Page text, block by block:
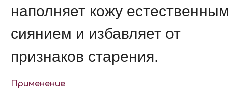
наполняет кожу
сиянием и избавляет от
признаков старения.
Применение